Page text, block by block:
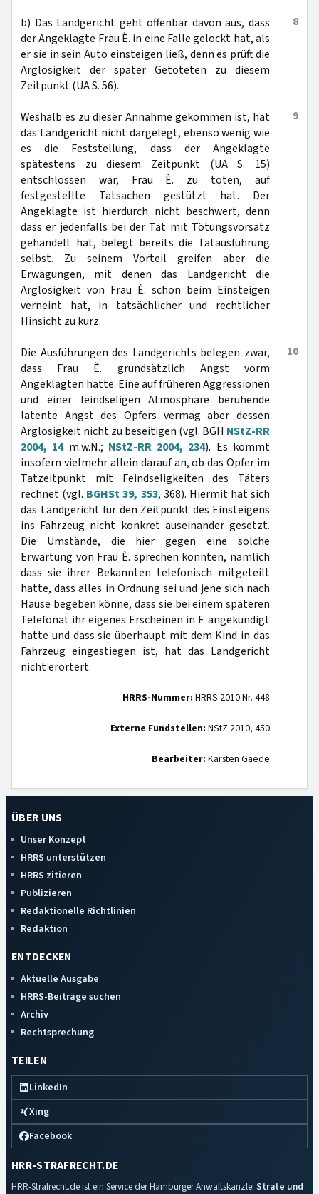
8
b) Das Landgericht geht offenbar davon aus, dass
der Angeklagte Frau È. in eine Falle gelockt hat, als
er sie in sein Auto einsteigen ließ, denn es prüft die
Arglosigkeit der später Getöteten zu diesem
Zeitpunkt (UA S. 56).
9
Weshalb es zu dieser Annahme gekommen ist, hat
das Landgericht nicht dargelegt, ebenso wenig wie
es die Feststellung, dass der Angeklagte
spätestens zu diesem Zeitpunkt (UA S. 15)
entschlossen war, Frau È. zu töten, auf
festgestellte Tatsachen gestützt hat. Der
Angeklagte ist hierdurch nicht beschwert, denn
dass er jedenfalls bei der Tat mit Tötungsvorsatz
gehandelt hat, belegt bereits die Tatausführung
selbst. Zu seinem Vorteil greifen aber die
Erwägungen, mit denen das Landgericht die
Arglosigkeit von Frau È. schon beim Einsteigen
verneint hat, in tatsächlicher und rechtlicher
Hinsicht zu kurz.
10
Die Ausführungen des Landgerichts belegen zwar,
dass Frau È. grundsätzlich Angst vorm
Angeklagten hatte. Eine auf früheren Aggressionen
und einer feindseligen Atmosphäre beruhende
latente Angst des Opfers vermag aber dessen
Arglosigkeit nicht zu beseitigen (vgl. BGH NStZ-RR
2004, 14m.w.N.; NStZ-RR 2004, 234). Es kommt
insofern vielmehr allein darauf an, ob das Opfer im
Tatzeitpunkt mit Feindseligkeiten des Täters
rechnet (vgl. BGHSt 39, 353, 368). Hiermit hat sich
das Landgericht für den Zeitpunkt des Einsteigens
ins Fahrzeug nicht konkret auseinander gesetzt.
Die Umstände, die hier gegen eine solche
Erwartung von Frau È. sprechen konnten, nämlich
dass sie ihrer Bekannten telefonisch mitgeteilt
hatte, dass alles in Ordnung sei und jene sich nach
Hause begeben könne, dass sie bei einem späteren
Telefonat ihr eigenes Erscheinen in F. angekündigt
hatte und dass sie überhaupt mit dem Kind in das
Fahrzeug eingestiegen ist, hat das Landgericht
nicht erörtert.
HRRS-Nummer: HRRS 2010 Nr. 448
Externe Fundstellen: NStZ 2010, 450
Bearbeiter: Karsten Gaede
ÜBER UNS
Unser Konzept
HRRS unterstützen
HRRS zitieren
Publizieren
Redaktionelle Richtlinien
Redaktion
ENTDECKEN
Aktuelle Ausgabe
HRRS-Beiträge suchen
Archiv
Rechtsprechung
TEILEN
LinkedIn
Xing
Facebook
HRR-STRAFRECHT.DE
HRR-Strafrecht.de ist ein Service der Hamburger Anwaltskanzlei Strate und